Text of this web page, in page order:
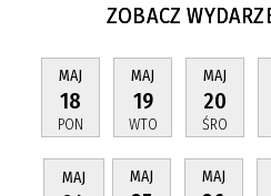
ZOBACZ
MAJ
18
PON
MAJ
19
WTO
MAJ
20
ŚRO
MAJ MAJ MAJ